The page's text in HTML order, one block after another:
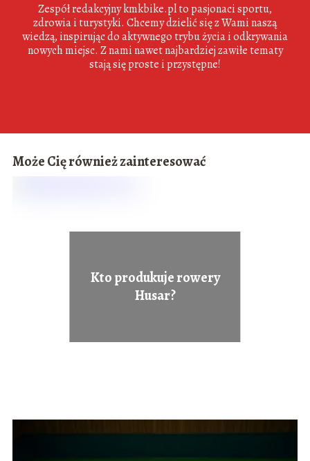
Zespół redakcyjny kmkbike.pl to pasjonaci sportu,
zdrowia i turystyki. Chcemy dzielić się z Wami naszą
wiedzą, inspirując do aktywnego trybu życia i odkrywania
nowych miejsc. Z nami nawet najbardziej zawiłe tematy
stają się proste i przystępne!
Może Cię również zainteresować
Kto produkuje rowery
Husar?